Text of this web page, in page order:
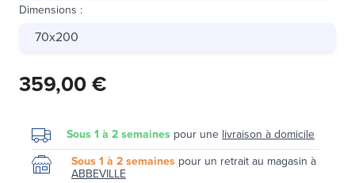
Dimensions :
70x200
359,00 €
Sous 1 à 2 semaines pour une livraison à domicile
Sous 1 à 2 semaines pour un retrait au magasin à
ABBEVILLE